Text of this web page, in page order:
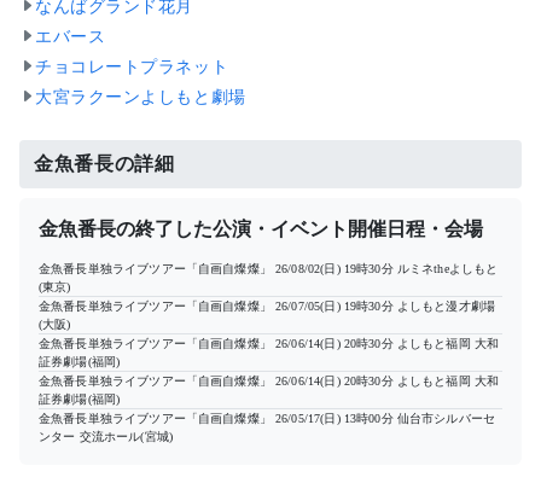
なんばグランド花月
エバース
チョコレートプラネット
大宮ラクーンよしもと劇場
金魚番長の詳細
金魚番長の終了した公演・イベント開催日程・会場
金魚番長単独ライブツアー「自画自燦燦」 26/08/02(日) 19時30分 ルミネtheよしもと
(東京)
金魚番長単独ライブツアー「自画自燦燦」
26/07/05(日) 19時30分 よしもと漫才劇場
(大阪)
金魚番長単独ライブツアー「自画自燦燦」
26/06/14(日) 20時30分 よしもと福岡 大和
証券劇場(福岡)
金魚番長単独ライブツアー「自画自燦燦」
26/06/14(日) 20時30分 よしもと福岡 大和
証券劇場(福岡)
金魚番長単独ライブツアー「自画自燦燦」
26/05/17(日) 13時00分 仙台市シルバーセ
ンター 交流ホール(宮城)